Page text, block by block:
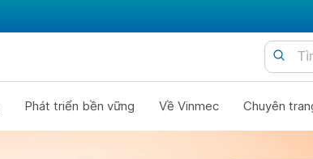
Phát triển bền vững Về Vinmec Chuyên